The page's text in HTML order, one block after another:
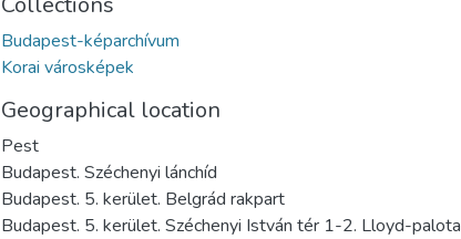
Budapest-képarchívum
Korai városképek
Geographical location
Pest
Budapest. Széchenyi lánchíd
Budapest. 5. kerület. Belgrád rakpart
Budapest. 5. kerület. Széchenyi István tér 1-2. Lloyd-palota